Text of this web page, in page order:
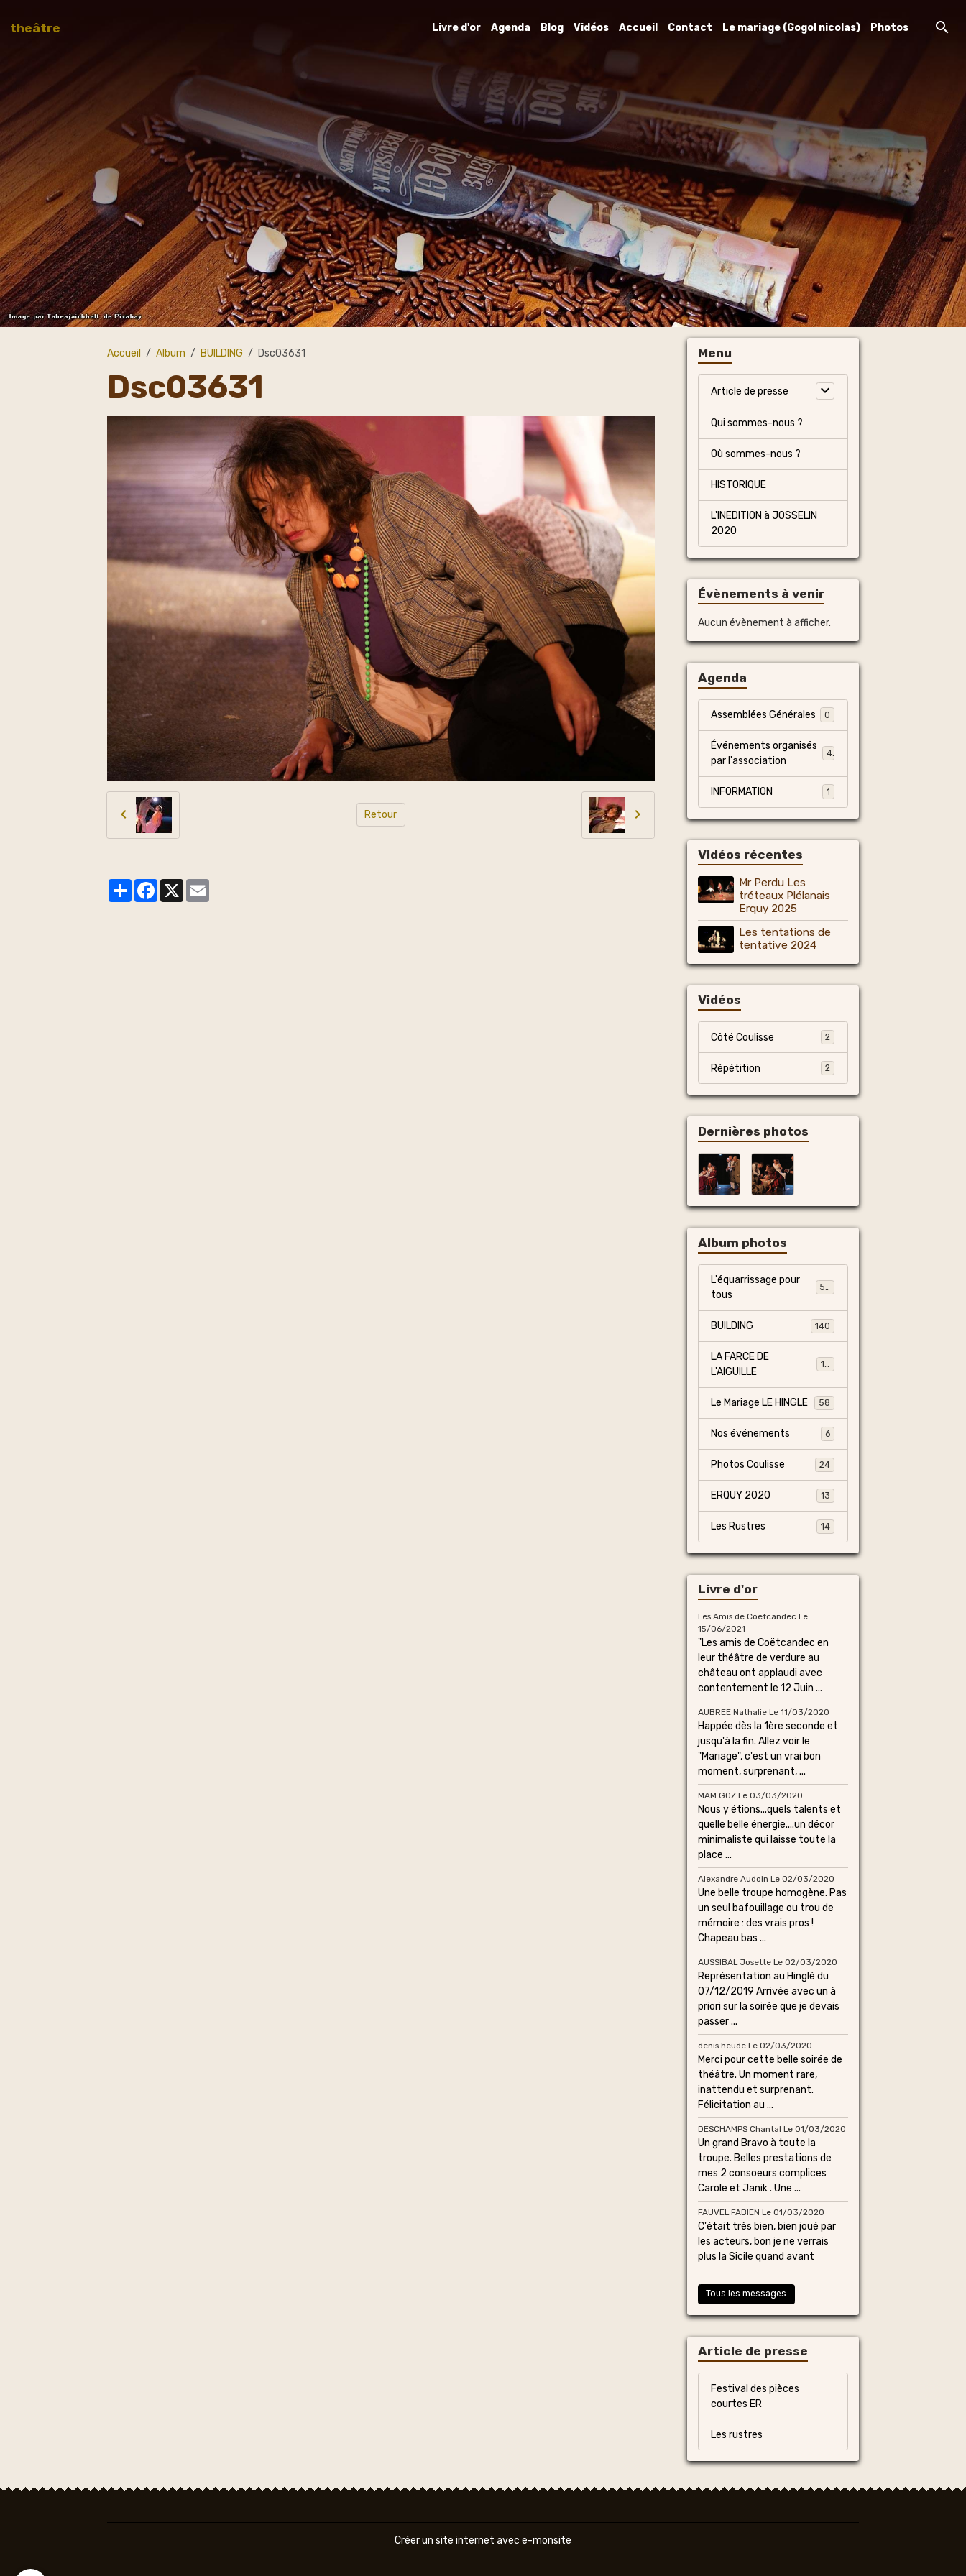
theâtre Livre d'or Agenda Blog Vidéos Accueil Contact Le mariage (Gogol nicolas) Photos
Accueil Album BUILDING Dsc03631
Dsc03631
Retour
PartagerFacebook
X
Menu
Article de presse
Qui sommes-nous ?
Où sommes-nous ?
HISTORIQUE
L'INEDITION à JOSSELIN
2020
Évènements à venir
Aucun évènement à afficher.
Agenda
Assemblées Générales 0
Événements organisés
par l'association
4
INFORMATION 1
Vidéos récentes
Mr Perdu Les
tréteaux Plélanais
Erquy 2025
Les tentations de
tentative 2024
Vidéos
Côté Coulisse 2
Répétition 2
Dernières photos
Album photos
L'équarrissage pour
tous
55
BUILDING 140
LA FARCE DE
L'AIGUILLE
13
Le Mariage LE HINGLE 58
Nos événements 6
Photos Coulisse 24
ERQUY 2020 13
Les Rustres 14
Livre d'or
Les Amis de Coëtcandec Le
15/06/2021
"Les amis de Coëtcandec en
leur théâtre de verdure au
château ont applaudi avec
contentement le 12 Juin ...
AUBREE Nathalie Le 11/03/2020
Happée dès la 1ère seconde et
jusqu'à la fin. Allez voir le
"Mariage", c'est un vrai bon
moment, surprenant, ...
MAM GOZ Le 03/03/2020
Nous y étions...quels talents et
quelle belle énergie....un décor
minimaliste qui laisse toute la
place ...
Alexandre Audoin Le 02/03/2020
Une belle troupe homogène. Pas
un seul bafouillage ou trou de
mémoire : des vrais pros !
Chapeau bas ...
AUSSIBAL Josette Le 02/03/2020
Représentation au Hinglé du
07/12/2019 Arrivée avec un à
priori sur la soirée que je devais
passer ...
denis.heude Le 02/03/2020
Merci pour cette belle soirée de
théâtre. Un moment rare,
inattendu et surprenant.
Félicitation au ...
DESCHAMPS Chantal Le 01/03/2020
Un grand Bravo à toute la
troupe. Belles prestations de
mes 2 consoeurs complices
Carole et Janik . Une ...
FAUVEL FABIEN Le 01/03/2020
C'était très bien, bien joué par
les acteurs, bon je ne verrais
plus la Sicile quand avant
Tous les messages
Article de presse
Festival des pièces
courtes ER
Les rustres
Créer un site internet avec e-monsite